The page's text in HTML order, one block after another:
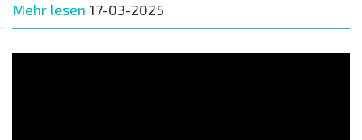
Mehr lesen 17-03-2025